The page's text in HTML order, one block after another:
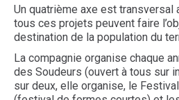
Un quatrième axe est transversal
tous ces projets peuvent faire
destination de la population du
La compagnie organise chaque
des Soudeurs (ouvert à tous sur
sur deux, elle organise, le